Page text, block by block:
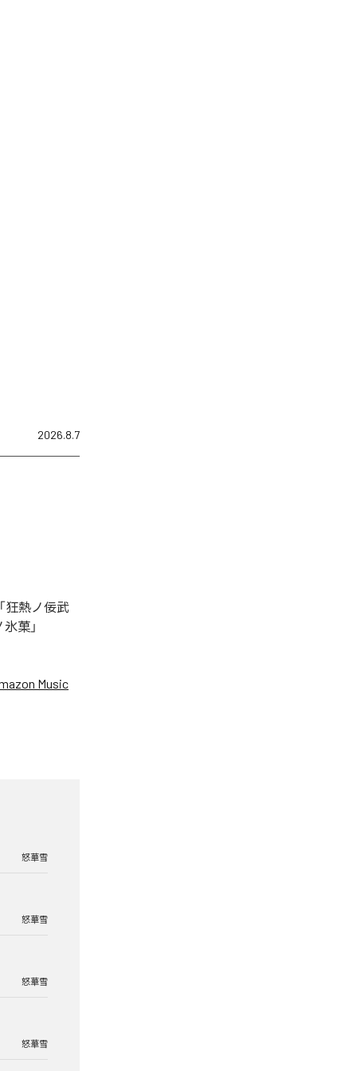
2026.8.7
狂熱ノ佞武
菓」
Music
怒華雪
怒華雪
怒華雪
怒華雪